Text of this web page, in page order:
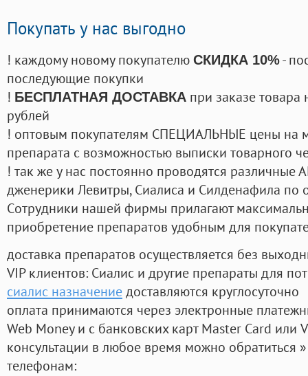
Покупать у нас выгодно
! каждому новому покупателю СКИДКА 10%-
последующие покупки
! БЕСПЛАТНАЯ ДОСТАВКА при заказе
рублей
! оптовым покупателям СПЕЦИАЛЬНЫЕ цены на
препарата с возможностью выписки товарного
! так же у нас постоянно проводятся
дженерики Левитры, Сиалиса и Силденафила по
Cотрудники нашей фирмы прилагают
приобретение препаратов удобным для
доставка препаратов осуществляется без
VIP клиентов: Сиалис и другие препараты для
сиалис назначениедоставляются круглосуточно
оплата принимаются через электронные
Web Money и с банковских карт Master Card или
консультации в любое время можно обратиться
телефонам: